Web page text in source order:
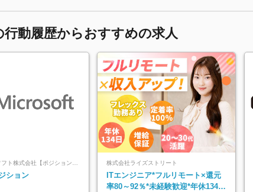
行動履歴からおすすめの求人
ション
株式会社ライズストリート
ITエンジニア*フルリモート×還元
率80～92％*未経験歓迎*年休134日